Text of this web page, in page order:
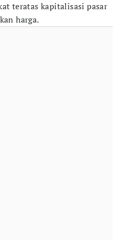
teratas kapitalisasi pasar
harga.